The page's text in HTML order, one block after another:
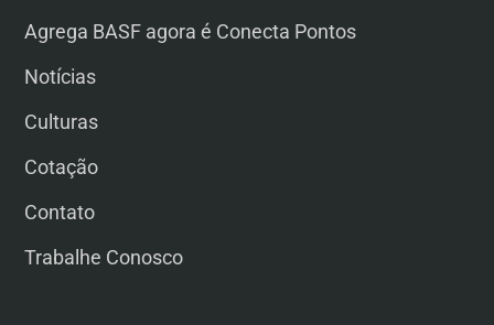
Agrega BASF agora é Conecta Pontos
Notícias
Culturas
Cotação
Contato
Trabalhe Conosco